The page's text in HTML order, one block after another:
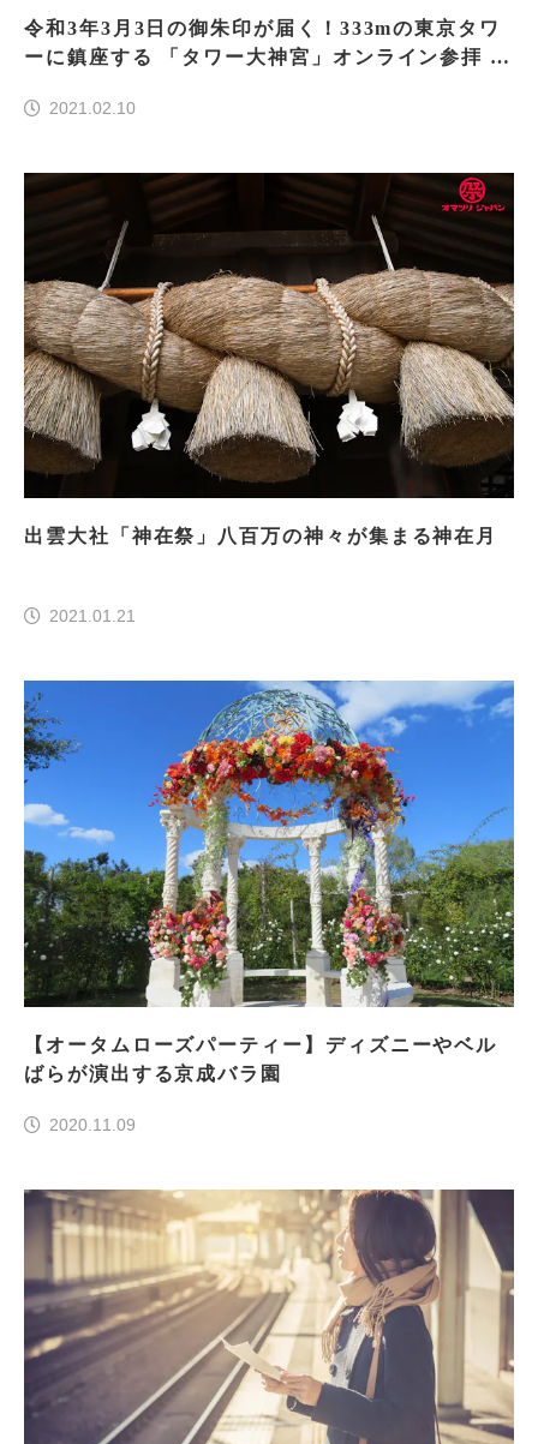
令和3年3月3日の御朱印が届く！333mの東京タワ
ーに鎮座する 「タワー大神宮」オンライン参拝 の
2021.02.10
出雲大社「神在祭」八百万の神々が集まる神在月
2021.01.21
【オータムローズパーティー】ディズニーやベル
ばらが演出する京成バラ園
2020.11.09